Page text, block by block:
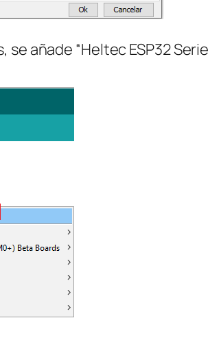
añade “Heltec ESP32